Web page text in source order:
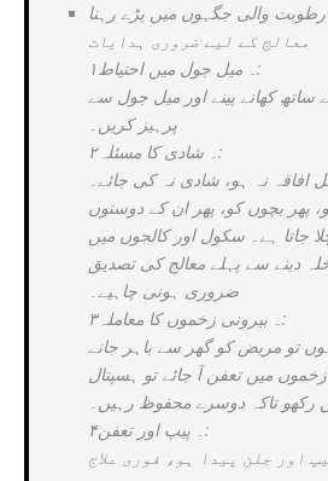
والی جگہوں میں پڑے رہنا
معالج کے لیے ضروری ہدایات
۱۔ میل جول میں احتیاط:
کھانے پینے اور میل جول سے
پرہیز کریں۔
۲۔ شادی کا مسئلہ:
نہ ہو، شادی نہ کی جائے۔
پھر بچوں کو، پھر ان کے دوستوں
جاتا ہے۔ سکول اور کالجوں میں
دینے سے پہلے معالج کی تصدیق
ضروری ہونی چاہیے۔
۳۔ بیرونی زخموں کا معاملہ:
تو مریض کو گھر سے باہر جانے
میں تعفن آ جائے تو ہسپتال
رکھو تاکہ دوسرے محفوظ رہیں۔
۴۔ پیپ اور تعفن:
اور جلن پیدا ہو، فوری علاج